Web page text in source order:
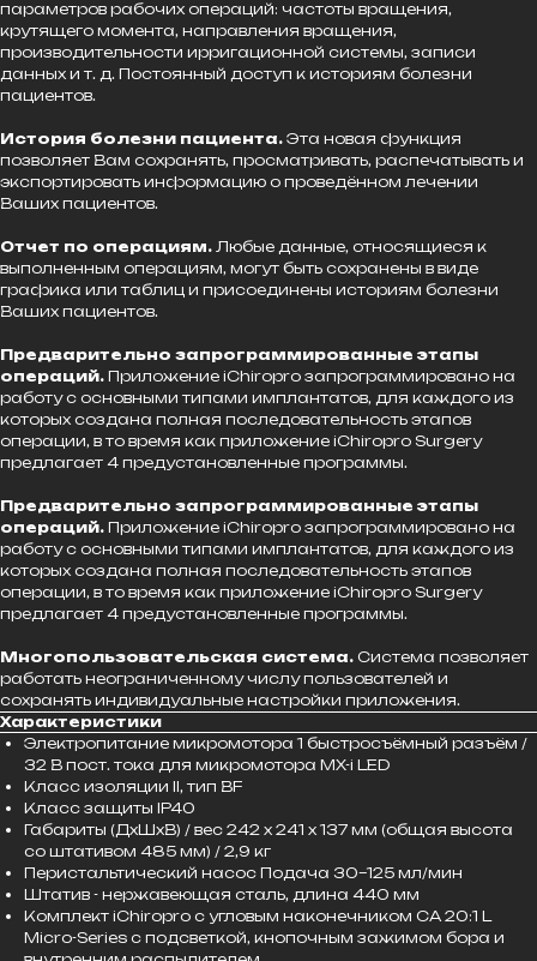
параметров рабочих операций: частоты вращения,
крутящего момента, направления вращения,
производительности ирригационной системы, записи
данных и т. д. Постоянный доступ к историям болезни
пациентов.
История болезни пациента. Эта новая функция
позволяет Вам сохранять, просматривать, распечатывать и
экспортировать информацию о проведённом лечении
Ваших пациентов.
Отчет по операциям. Любые данные, относящиеся к
выполненным операциям, могут быть сохранены в виде
графика или таблиц и присоединены историям болезни
Ваших пациентов.
Предварительно запрограммированные этапы
операций. Приложение iChiropro запрограммировано на
работу с основными типами имплантатов, для каждого из
которых создана полная последовательность этапов
операции, в то время как приложение iChiropro Surgery
предлагает 4 предустановленные программы.
Предварительно запрограммированные этапы
операций. Приложение iChiropro запрограммировано на
работу с основными типами имплантатов, для каждого из
которых создана полная последовательность этапов
операции, в то время как приложение iChiropro Surgery
предлагает 4 предустановленные программы.
Многопользовательская система. Система позволяет
работать неограниченному числу пользователей и
сохранять индивидуальные настройки приложения.
Характеристики
Электропитание микромотора 1 быстросъёмный разъём /
32 В пост. тока для микромотора MX-i LED
Класс изоляции II, тип BF
Класс защиты IP40
Габариты (ДxШxВ) / вес 242 x 241 x 137 мм (общая высота
со штативом 485 мм) / 2,9 кг
Перистальтический насос Подача 30–125 мл/мин
Штатив - нержавеющая сталь, длина 440 мм
Комплект iChiropro с угловым наконечником CA 20:1 L
Micro-Series с подсветкой, кнопочным зажимом бора и